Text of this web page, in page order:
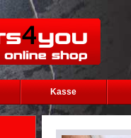
Kasse